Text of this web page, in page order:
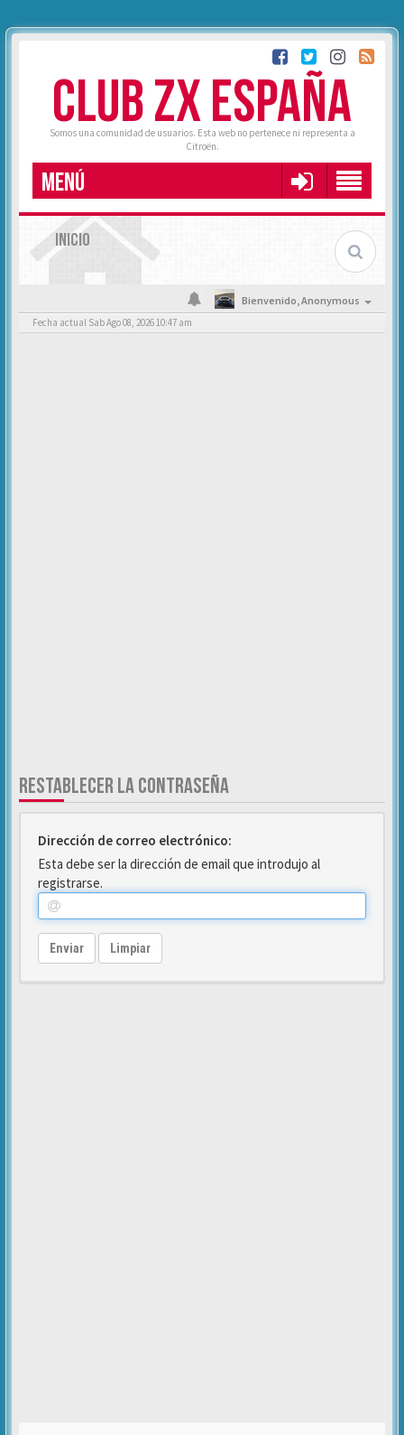
CLUB ZX ESPAÑA
Somos una comunidad de usuarios. Esta web no pertenece ni representa a
Citroën.
MENÚ
INICIO
Bienvenido,Anonymous
Fecha actual Sab Ago 08, 2026 10:47 am
RESTABLECER LA CONTRASEÑA
Dirección de correo electrónico:
Esta debe ser la dirección de email que introdujo al
registrarse.
Enviar Limpiar